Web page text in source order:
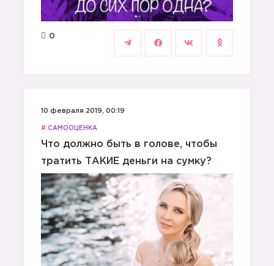
0
10 февраля 2019, 00:19
# САМООЦЕНКА
Что должно быть в голове, чтобы
тратить ТАКИЕ деньги на сумку?